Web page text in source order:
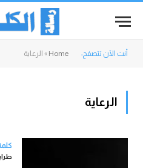
أنت الآن تتصفح: Home
» الرعاية
الرعاية